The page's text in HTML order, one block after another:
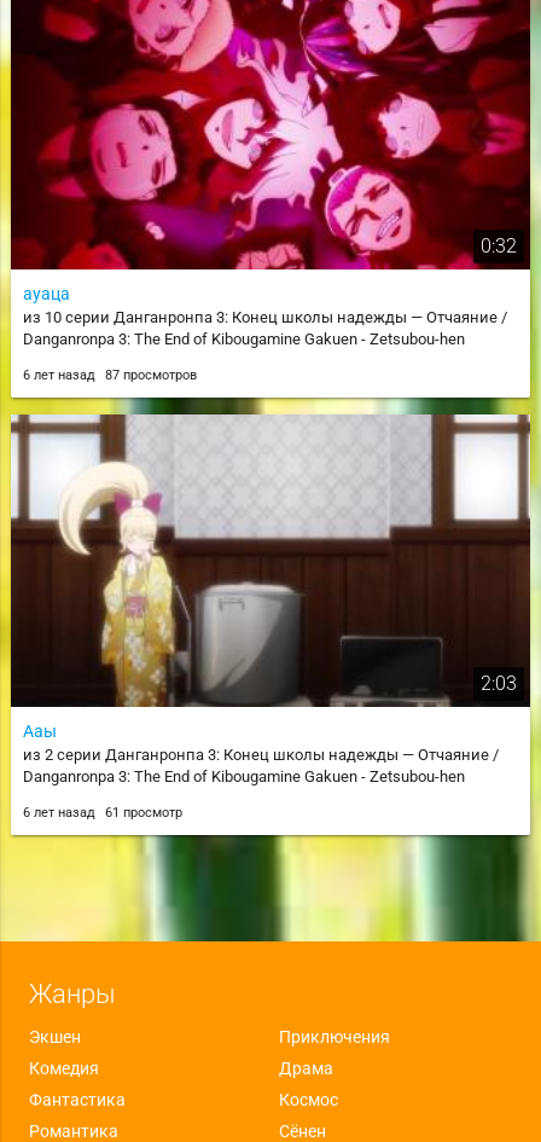
0:32
ауаца
из 10 серии Данганронпа 3: Конец школы надежды — Отчаяние /
Danganronpa 3: The End of Kibougamine Gakuen - Zetsubou-hen
6 лет назад 87 просмотров
2:03
Ааы
из 2 серии Данганронпа 3: Конец школы надежды — Отчаяние /
Danganronpa 3: The End of Kibougamine Gakuen - Zetsubou-hen
6 лет назад 61 просмотр
Жанры
Экшен
Приключения
Комедия
Драма
Фантастика
Космос
Романтика
Сёнен